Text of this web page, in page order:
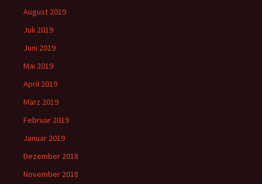
August 2019
Juli 2019
Juni 2019
Mai 2019
April 2019
März 2019
Februar 2019
Januar 2019
Dezember 2018
November 2018